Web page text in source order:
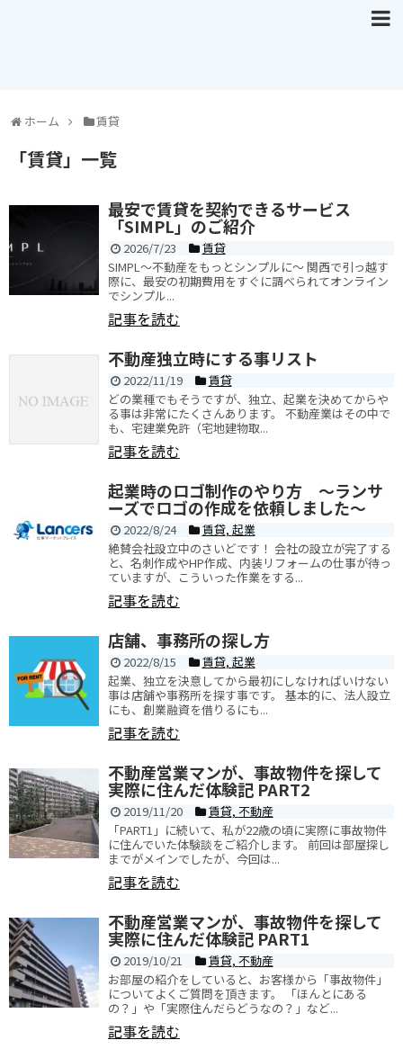
ホーム 賃貸
「賃貸」 一覧
最安で賃貸を契約できるサービス
「SIMPL」のご紹介
2026/7/23
賃貸
SIMPL～不動産をもっとシンプルに～ 関西で引っ越す
際に、最安の初期費用をすぐに調べられてオンライン
でシンプル...
記事を読む
不動産独立時にする事リスト
2022/11/19
賃貸
どの業種でもそうですが、独立、起業を決めてからや
る事は非常にたくさんあります。 不動産業はその中で
も、宅建業免許（宅地建物取...
記事を読む
起業時のロゴ制作のやり方 ～ランサ
ーズでロゴの作成を依頼しました～
2022/8/24 賃貸, 起業
絶賛会社設立中のさいどです！ 会社の設立が完了する
と、名刺作成やHP作成、内装リフォームの仕事が待っ
ていますが、こういった作業をする...
記事を読む
店舗、事務所の探し方
2022/8/15 賃貸, 起業
起業、独立を決意してから最初にしなければいけない
事は店舗や事務所を探す事です。 基本的に、法人設立
にも、創業融資を借りるにも...
記事を読む
不動産営業マンが、事故物件を探して
実際に住んだ体験記 PART2
2019/11/20 賃貸, 不動産
「PART1」に続いて、私が22歳の頃に実際に事故物件
に住んでいた体験談をご紹介します。 前回は部屋探し
までがメインでしたが、今回は...
記事を読む
不動産営業マンが、事故物件を探して
実際に住んだ体験記 PART1
2019/10/21 賃貸, 不動産
お部屋の紹介をしていると、お客様から「事故物件」
についてよくご質問を頂きます。 「ほんとにある
の？」や「実際住んだらどうなの？」など...
記事を読む